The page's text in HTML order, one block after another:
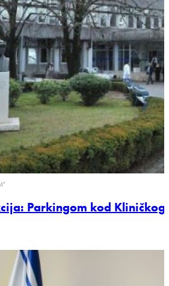
Parkingom kod